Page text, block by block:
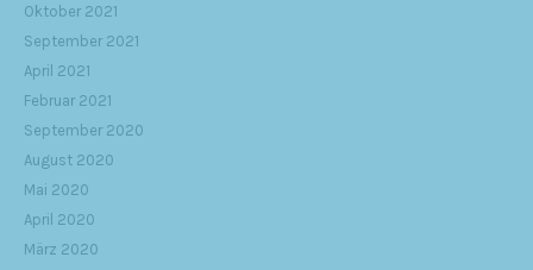
Oktober 2021
September 2021
April 2021
Februar 2021
September 2020
August 2020
Mai 2020
April 2020
März 2020